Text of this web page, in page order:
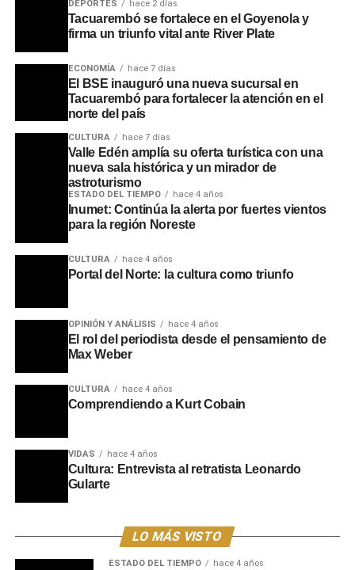
tiempo récord. También resaltó hitos locales como el
aumento del 72% al 98% en la cobertura de la vacuna
contra el virus BRS en embarazadas y la reciente
incorporación gratuita de la vacuna contra el
meningococo, un insumo que previamente tenía un costo
privado de hasta 400 dólares.
Para operativizar estos esfuerzos, Alicia Rodríguez, de la
Red de Atención Primaria (RAP), confirmó que las rondas
rurales de vacunación ya están en marcha, gracias a un
esfuerzo interinstitucional donde la Intendencia facilita el
transporte para que el personal de ASSE y la Comisión
de la Lucha Antituberculosa lleguen a cada rincón del
departamento. Tras visitar Curtina ayer, los equipos se
encuentran hoy en Caraguatá y llegarán mañana a
literalmente, salir al encuentro del ciudadano para
promover una vida más larga y saludable.
Portal del Norte
DEPORTES hace 2 días
Tacuarembó se fortalece en el Goyenola y
firma un triunfo vital ante River Plate
ECONOMÍA hace 7 días
El BSE inauguró una nueva sucursal en
Tacuarembó para fortalecer la atención en el
norte del país
CULTURA hace 7 días
Valle Edén amplía su oferta turística con una
nueva sala histórica y un mirador de
astroturismo
ESTADO DEL TIEMPO hace 4 años
Inumet: Continúa la alerta por fuertes vientos
para la región Noreste
CULTURA hace 4 años
Portal del Norte: la cultura como triunfo
OPINIÓN Y ANÁLISIS hace 4 años
El rol del periodista desde el pensamiento de
Max Weber
CULTURA hace 4 años
Comprendiendo a Kurt Cobain
VIDAS hace 4 años
Cultura: Entrevista al retratista Leonardo
Gularte
LO MÁS VISTO
ESTADO DEL TIEMPO hace 4 años